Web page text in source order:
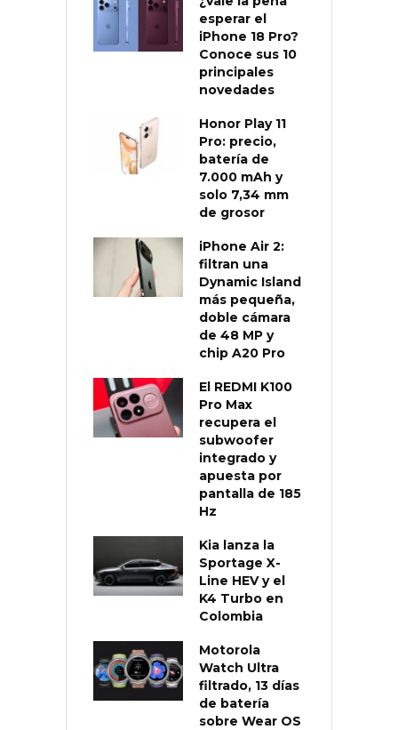
esperar el
iPhone 18 Pro?
Conoce sus 10
principales
novedades
Honor Play 11
Pro: precio,
batería de
7.000 mAh y
solo 7,34 mm
de grosor
iPhone Air 2:
filtran una
Dynamic Island
más pequeña,
doble cámara
de 48 MP y
chip A20 Pro
El REDMI K100
Pro Max
recupera el
subwoofer
integrado y
apuesta por
pantalla de 185
Hz
Kia lanza la
Sportage X-
Line HEV y el
K4 Turbo en
Colombia
Motorola
Watch Ultra
filtrado, 13 días
de batería
sobre Wear OS